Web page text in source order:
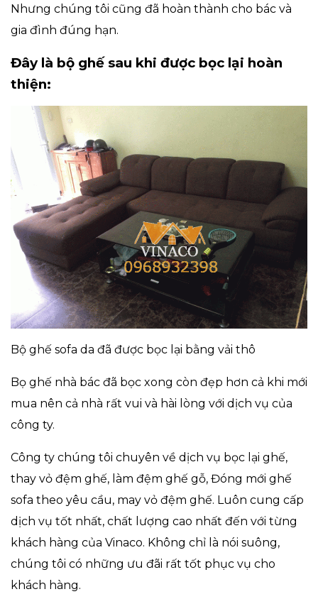
Nhưng chúng tôi cũng đã hoàn thành cho bác và
gia đình đúng hạn.
Đây là bộ ghế sau khi được bọc lại hoàn
thiện:
Bộ ghế sofa da đã được bọc lại bằng vải thô
Bọ ghế nhà bác đã bọc xong còn đẹp hơn cả khi mới
mua nên cả nhà rất vui và hài lòng với dịch vụ của
công ty.
Công ty chúng tôi chuyên về dịch vụ bọc lại ghế,
thay vỏ đệm ghế, làm đệm ghế gỗ, Đóng mới ghế
sofa theo yêu cầu, may vỏ đệm ghế. Luôn cung cấp
dịch vụ tốt nhất, chất lượng cao nhất đến với từng
khách hàng của Vinaco. Không chỉ là nói suông,
chúng tôi có những ưu đãi rất tốt phục vụ cho
khách hàng.